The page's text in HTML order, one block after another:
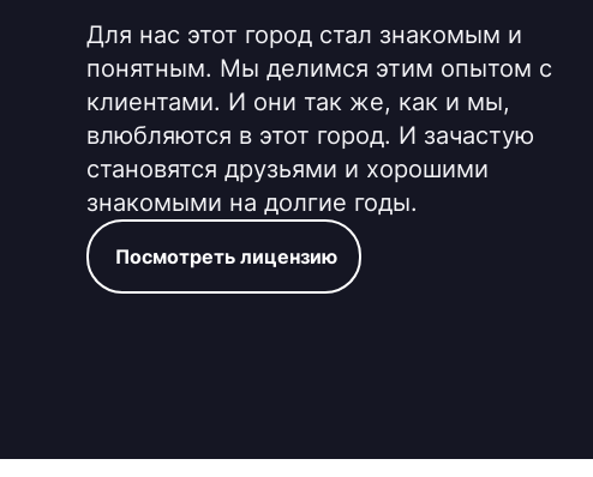
Для нас этот город стал знакомым и
понятным. Мы делимся этим опытом с
клиентами. И они так же, как и мы,
влюбляются в этот город. И зачастую
становятся друзьями и хорошими
знакомыми на долгие годы.
Посмотреть лицензию